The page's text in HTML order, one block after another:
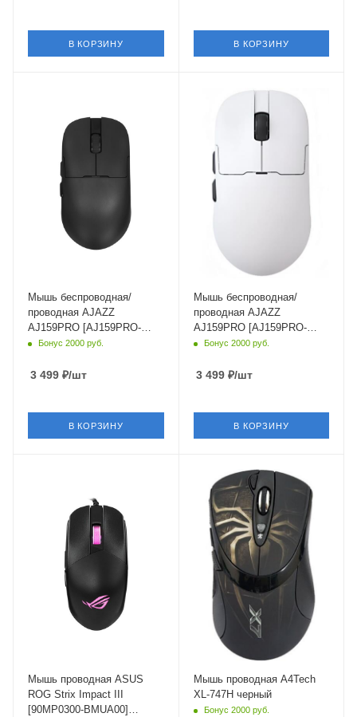
В КОРЗИНУ В КОРЗИНУ
Мышь беспроводная/
проводная AJAZZ
AJ159PRO [AJ159PRO-
BLACK] черный
Бонус 2000 руб.
3 499 ₽/шт
В КОРЗИНУ
Интерфейс Подключения
Мышь беспроводная/
проводная AJAZZ
AJ159PRO [AJ159PRO-
WHITE] белый
Бонус 2000 руб.
3 499₽/шт
В КОРЗИНУ
Длина кабеля
Мышь проводная ASUS
ROG Strix Impact III
[90MP0300-BMUA00]
Интерфейс Подключения
USB Type-A
Длина кабеля
1.8 м
Мышь проводная A4Tech
XL-747H черный
Бонус 2000 руб.